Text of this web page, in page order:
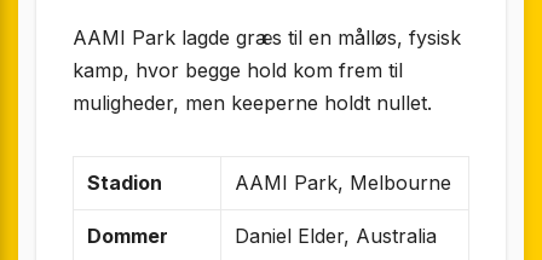
AAMI Park lagde græs til en målløs, fysisk
kamp, hvor begge hold kom frem til
muligheder, men keeperne holdt nullet.
Stadion AAMI Park, Melbourne
Dommer Daniel Elder, Australia